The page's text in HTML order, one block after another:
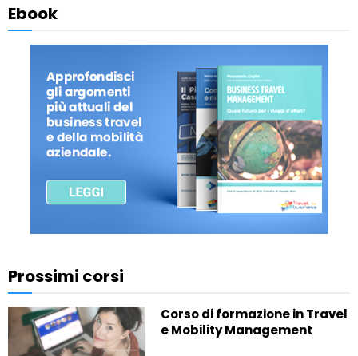
Ebook
Prossimi corsi
Corso di formazione in Travel
e Mobility Management